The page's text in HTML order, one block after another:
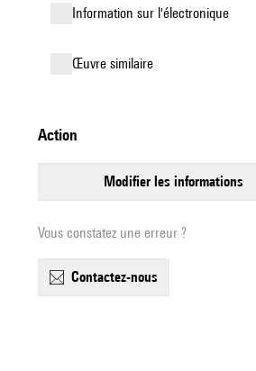
Information sur l'électronique
œuvre similaire
action
modifier les informations
Vous constatez une erreur ?
contactez-nous